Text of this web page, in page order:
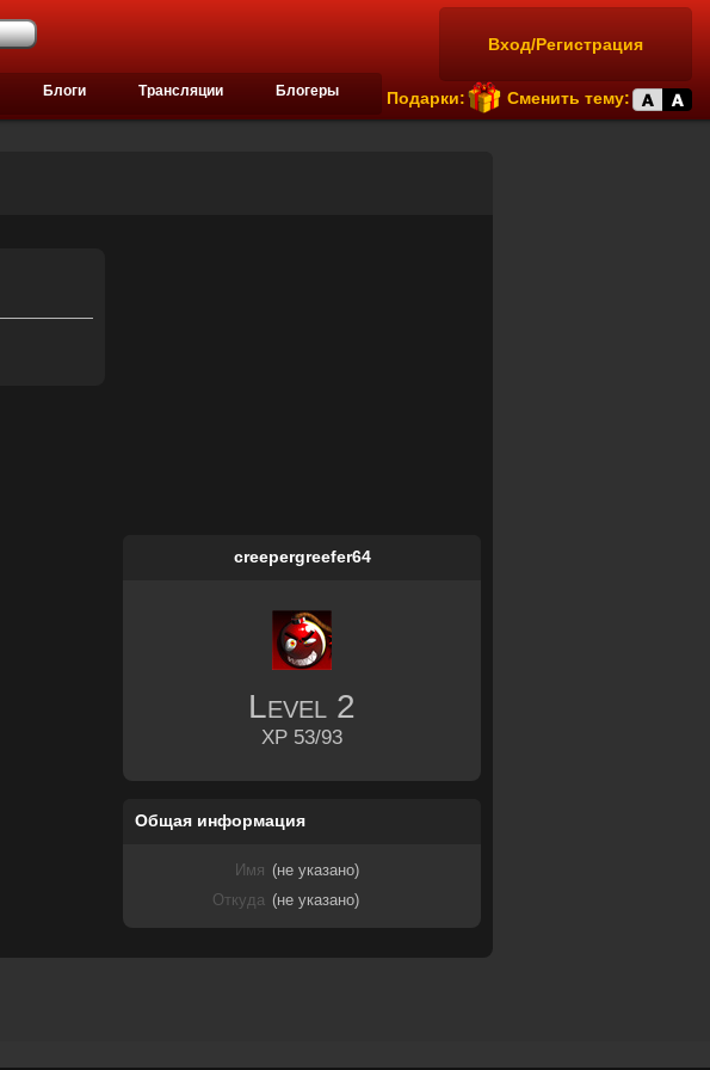
Вход/Регистрация
Подарки: Сменить тему:
Блоги Трансляции Блогеры
creepergreefer64
Level 2
XP 53/93
Общая информация
Имя (не указано)
Откуда (не указано)